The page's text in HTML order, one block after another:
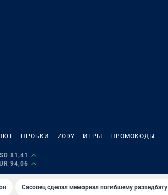
ПРОБКИ ZODY ИГРЫ ПРОМОКОДЫ
81,41
94,06
Сасовец сделал мемориал погибшему разведбату